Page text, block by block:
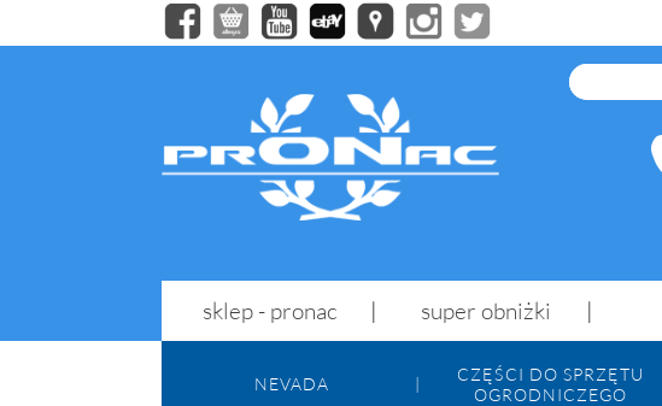
sklep - pronac super obniżki
NEVADA
CZĘŚCI DO SPRZĘTU
OGRODNICZEGO